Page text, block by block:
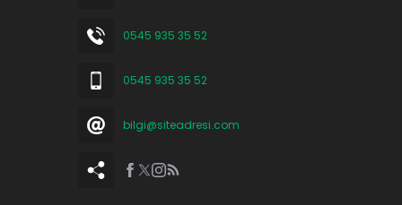
0545 935 35 52
0545 935 35 52
bilgi@siteadresi.com